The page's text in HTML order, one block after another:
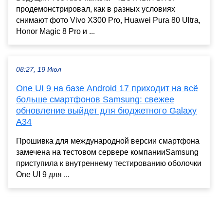
продемонстрировал, как в разных условиях
снимают фото Vivo X300 Pro, Huawei Pura 80 Ultra,
Honor Magic 8 Pro и ...
08:27, 19 Июл
One UI 9 на базе Android 17 приходит на всё
больше смартфонов Samsung: свежее
обновление выйдет для бюджетного Galaxy
A34
Прошивка для международной версии смартфона
замечена на тестовом сервере компанииSamsung
приступила к внутреннему тестированию оболочки
One UI 9 для ...